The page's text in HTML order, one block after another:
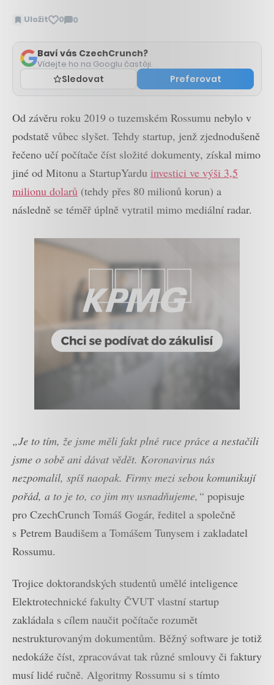
Uložit 0 0
Zobrazit
Baví vás CzechCrunch?
Vídejte ho na Googlu častěji.
Sledovat Preferovat
Od závěru roku 2019 o tuzemském Rossumu nebylo v
podstatě vůbec slyšet. Tehdy startup, jenž zjednodušeně
řečeno učí počítače číst složité dokumenty, získal mimo
jiné od Mitonu a StartupYardu investici ve výši 3,5
milionu dolarů (tehdy přes 80 milionů korun) a
následně se téměř úplně vytratil mimo mediální radar.
„Je to tím, že jsme měli fakt plné ruce práce a nestačili
jsme o sobě ani dávat vědět. Koronavirus nás
nezpomalil, spíš naopak. Firmy mezi sebou komunikují
pořád, a to je to, co jim my usnadňujeme,“ popisuje
pro CzechCrunch Tomáš Gogár, ředitel a společně
s Petrem Baudišem a Tomášem Tunysem i zakladatel
Rossumu.
Trojice doktorandských studentů umělé inteligence
Elektrotechnické fakulty ČVUT vlastní startup
zakládala s cílem naučit počítače rozumět
nestrukturovaným dokumentům. Běžný software je totiž
nedokáže číst, zpracovávat tak různé smlouvy či faktury
musí lidé ručně. Algoritmy Rossumu si s tímto